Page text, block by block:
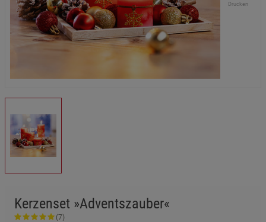
Drucken
Kerzenset »Adventszauber«
(7)